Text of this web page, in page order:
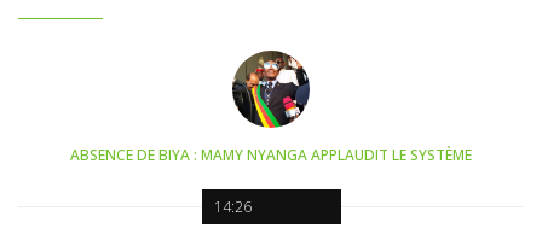
14:26
ABSENCE DE BIYA : MAMY NYANGA APPLAUDIT LE SYSTÈME